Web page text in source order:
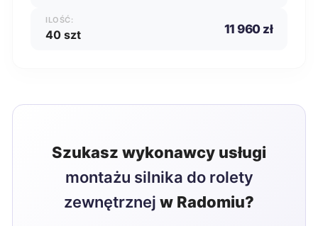
ILOŚĆ:
40 szt 11 960 zł
Szukasz wykonawcy usługi
montażu silnika do rolety
zewnętrznej w Radomiu?